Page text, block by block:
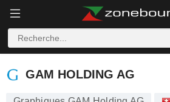
GAM HOLDING AG
GAM HOLDING AG